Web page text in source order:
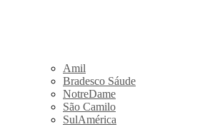
Amil
Bradesco Sáude
NotreDame
São Camilo
SulAmérica